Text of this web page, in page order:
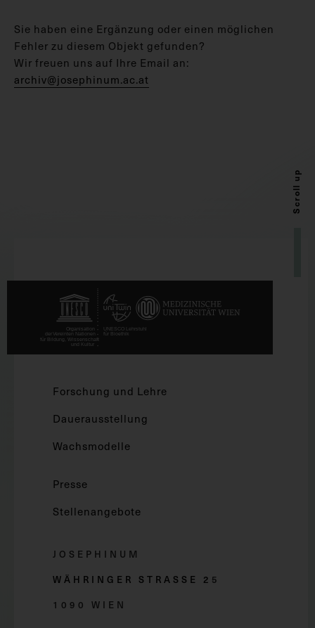
Sie haben eine Ergänzung oder einen möglichen
Fehler zu diesem Objekt gefunden?
Wir freuen uns auf Ihre Email an:
archiv@josephinum.ac.at
Scroll up
Forschung und Lehre
Dauerausstellung
Wachsmodelle
Presse
Stellenangebote
JOSEPHINUM
WÄHRINGER STRASSE 2 5
1090 WIEN